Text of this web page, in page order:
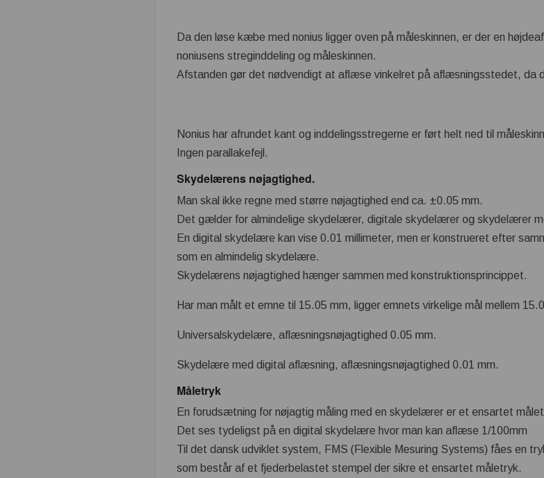
Da den løse kæbe med nonius ligger oven på måleskinnen, er der en
noniusens streginddeling og måleskinnen.
Afstanden gør det nødvendigt at aflæse vinkelret på aflæsningsstedet, da
Nonius har afrundet kant og inddelingsstregerne er ført helt ned til
Ingen parallakefejl.
Skydelærens nøjagtighed.
Man skal ikke regne med større nøjagtighed end ca. ±0.05 mm.
Det gælder for almindelige skydelærer, digitale skydelærer og skydelærer
En digital skydelære kan vise 0.01 millimeter, men er konstrueret efter
som en almindelig skydelære.
Skydelærens nøjagtighed hænger sammen med konstruktionsprincippet.
Har man målt et emne til 15.05 mm, ligger emnets virkelige mål mellem
Universalskydelære, aflæsningsnøjagtighed 0.05 mm.
Skydelære med digital aflæsning, aflæsningsnøjagtighed 0.01 mm.
Måletryk
En forudsætning for nøjagtig måling med en skydelærer er et ensartet
Det ses tydeligst på en digital skydelære hvor man kan aflæse 1/100mm
Til det dansk udviklet system, FMS (Flexible Mesuring Systems) fåes en
som består af et fjederbelastet stempel der sikre et ensartet måletryk.